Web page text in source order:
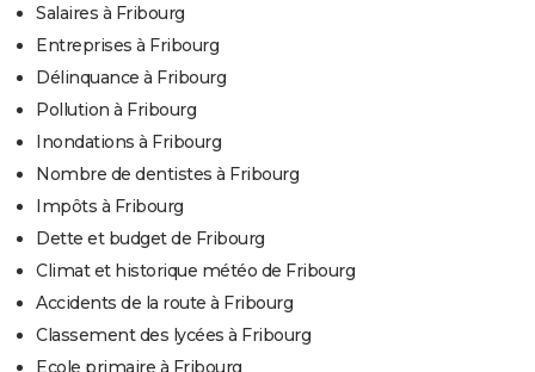
Salaires à Fribourg
Entreprises à Fribourg
Délinquance à Fribourg
Pollution à Fribourg
Inondations à Fribourg
Nombre de dentistes à Fribourg
Impôts à Fribourg
Dette et budget de Fribourg
Climat et historique météo de Fribourg
Accidents de la route à Fribourg
Classement des lycées à Fribourg
Ecole primaire à Fribourg